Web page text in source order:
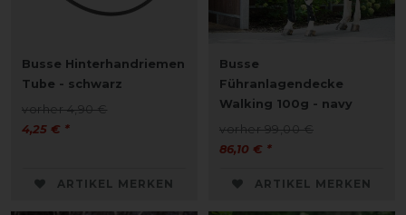
Busse Hinterhandriemen
Tube - schwarz
vorher 4,90 €
4,25 € *
ARTIKEL MERKEN
Busse
Führanlagendecke
Walking 100g - navy
vorher 99,00 €
86,10 € *
ARTIKEL MERKEN